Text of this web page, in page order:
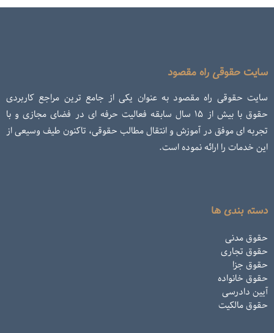
سایت حقوقی راه مقصود
سایت حقوقی راه مقصود به عنوان یکی از جامع ترین مراجع کاربردی
حقوق با بیش از ۱۵ سال سابقه فعالیت حرفه ای در فضای مجازی و با
تجربه ای موفق در آموزش و انتقال مطالب حقوقی، تاکنون طیف وسیعی از
این خدمات را ارائه نموده است.
دسته بندی ها
حقوق مدنی
حقوق تجاری
حقوق جزا
حقوق خانواده
آیین دادرسی
حقوق مالکیت